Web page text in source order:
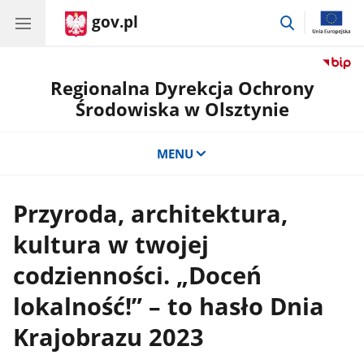
gov.pl
przejdź
Regionalna Dyrekcja Ochrony
Środowiska w Olsztynie
MENU
Przyroda, architektura,
kultura w twojej
codzienności. „Doceń
lokalność!” – to hasło Dnia
Krajobrazu 2023